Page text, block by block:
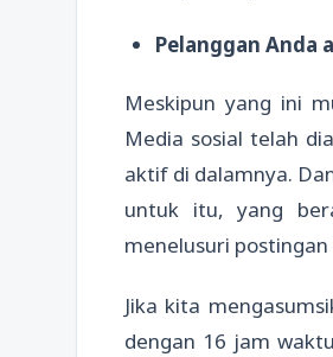
Pelanggan Anda
Meskipun yang ini
Media sosial telah
aktif di dalamnya.
untuk itu, yang
menelusuri
Jika kita
dengan 16 jam